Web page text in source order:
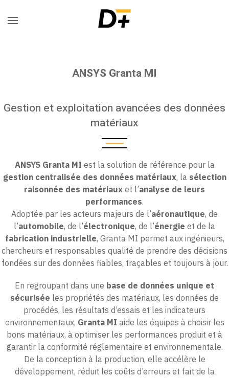
ANSYS Granta MI
Gestion et exploitation avancées des données
matériaux
ANSYS Granta MI est la solution de référence pour la
gestion centralisée des données matériaux, la sélection
raisonnée des matériaux et l’analyse de leurs
performances.
Adoptée par les acteurs majeurs de l’aéronautique, de
l’automobile, de l’électronique, de l’énergie et de la
fabrication industrielle, Granta MI permet aux ingénieurs,
chercheurs et responsables qualité de prendre des décisions
fondées sur des données fiables, traçables et toujours à jour.
En regroupant dans une base de données unique et
sécurisée les propriétés des matériaux, les données de
procédés, les résultats d’essais et les indicateurs
environnementaux, Granta MI aide les équipes à choisir les
bons matériaux, à optimiser les performances produit et à
garantir la conformité réglementaire et environnementale.
De la conception à la production, elle accélère le
développement, réduit les coûts d’erreurs et fait de la